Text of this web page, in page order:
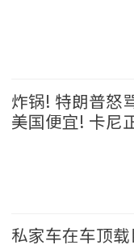
炸锅! 特朗普怒
美国便宜! 卡尼
私家车在车顶